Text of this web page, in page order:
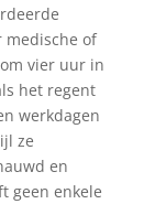
medische of
vier uur in
het regent
werkdagen
ze
en
geen enkele